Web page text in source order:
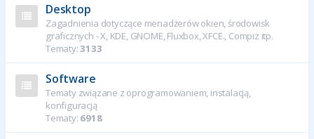
Desktop
Zagadnienia dotyczące menadżerów okien, środowisk
graficznych - X, KDE, GNOME, Fluxbox, XFCE., Compiz itp.
Tematy:3133
Software
Tematy związane z oprogramowaniem, instalacją,
konfiguracją
Tematy: 6918